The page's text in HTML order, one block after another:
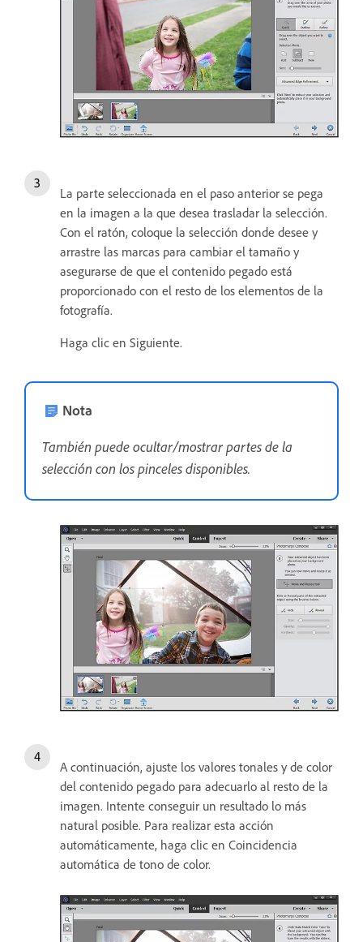
La parte seleccionada en el paso anterior se pega
en la imagen a la que desea trasladar la selección.
Con el ratón, coloque la selección donde desee y
arrastre las marcas para cambiar el tamaño y
asegurarse de que el contenido pegado está
proporcionado con el resto de los elementos de la
fotografía.
Haga clic en Siguiente.
Nota
También puede ocultar/mostrar partes de la
selección con los pinceles disponibles.
A continuación, ajuste los valores tonales y de color
del contenido pegado para adecuarlo al resto de la
imagen. Intente conseguir un resultado lo más
natural posible. Para realizar esta acción
automáticamente, haga clic en Coincidencia
automática de tono de color.